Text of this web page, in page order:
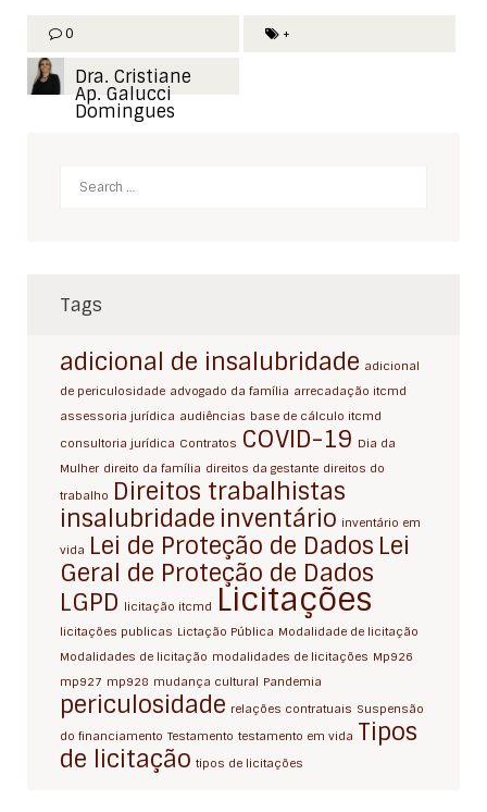
0 +
Dra. Cristiane
Ap. Galucci
Domingues
Search
Tags
adicional de insalubridade adicional
de periculosidade advogado da família arrecadação itcmd
assessoria jurídica audiências base de cálculo itcmd
consultoria jurídica Contratos COVID-19 Dia da
Mulher direito da família direitos da gestante direitos do
trabalho Direitos trabalhistas
insalubridade inventário inventário em
vida Lei de Proteção de Dados Lei
Geral de Proteção de Dados
LGPD licitação itcmd Licitações
licitações publicas Lictação Pública Modalidade de licitação
Modalidades de licitação modalidades de licitações Mp926
mp927 mp928 mudança cultural Pandemia
periculosidade relações contratuais Suspensão
do financiamento Testamento testamento em vida Tipos
de licitação tipos de licitações